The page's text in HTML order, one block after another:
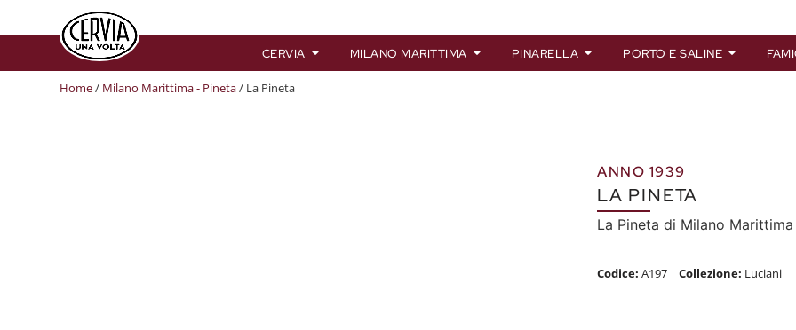
CERVIA MILANO MARITTIMA PINARELLA PORTO E SALINE
Home/ Milano Marittima - Pineta/ La Pineta
ANNO 1939
LA PINETA
La Pineta di Milano Marittima
Codice: A197 | Collezione: Luciani